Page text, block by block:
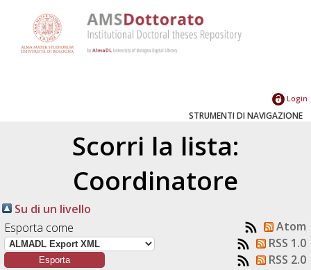
Login
STRUMENTI DI NAVIGAZIONE
Scorri la lista:
Coordinatore
Su di un livello
Esporta come
Atom
RSS 1.0
RSS 2.0